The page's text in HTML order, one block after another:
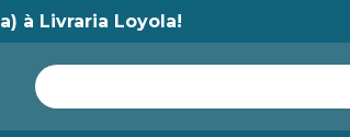
à Livraria Loyola!